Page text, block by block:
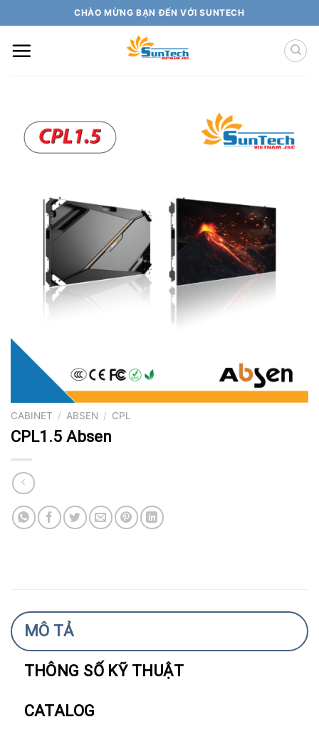
to
content
CHÀO MỪNG BẠN ĐẾN VỚI SUNTECH
CABINET / ABSEN / CPL
CPL1.5 Absen
MÔ TẢ
THÔNG SỐ KỸ THUẬT
CATALOG